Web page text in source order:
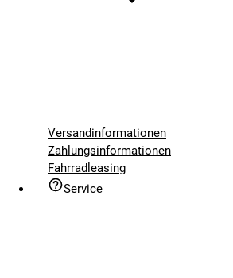
Versandinformationen
Zahlungsinformationen
Fahrradleasing
Service